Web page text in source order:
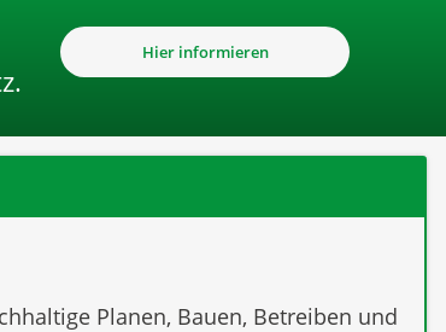
Hier informieren
Planen, Bauen, Betreiben und